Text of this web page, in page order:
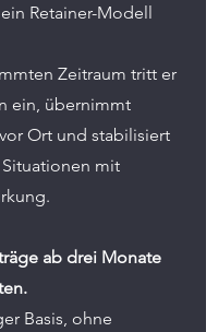
Retainer-Modell
Zeitraum tritt er
ein, übernimmt
Ort und stabilisiert
mit
ab drei Monate
Basis, ohne